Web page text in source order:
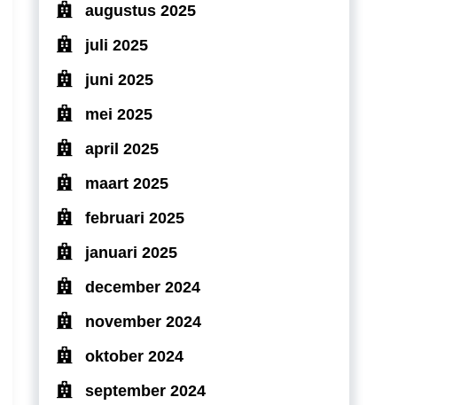
augustus 2025
juli 2025
juni 2025
mei 2025
april 2025
maart 2025
februari 2025
januari 2025
december 2024
november 2024
oktober 2024
september 2024